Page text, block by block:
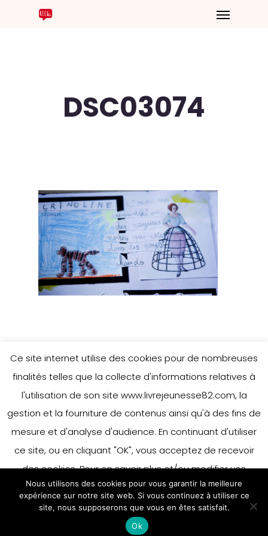
DSC03074
Ce site internet utilise des cookies pour de nombreuses
finalités telles que la collecte d'informations relatives à
l'utilisation de son site www.livrejeunesse82.com, la
gestion et la fourniture de contenus ainsi qu'à des fins de
mesure et d'analyse d'audience. En continuant d'utiliser
ce site, ou en cliquant "OK", vous acceptez de recevoir
des cookies. Pour en savoir plus et/ou modifier vos
préférences en matière de cookies, merci de vous référer
à notre politique sur les cookies.
Accepter
En savoir plus
Nous utilisons des cookies pour vous garantir la meilleure
expérience sur notre site web. Si vous continuez à utiliser ce
site, nous supposerons que vous en êtes satisfait.
Ok